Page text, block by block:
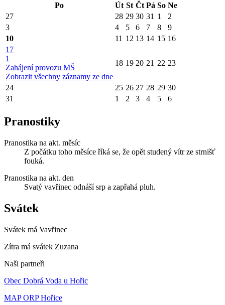
Po
Út St Čt Pá So Ne
27
28 29 30 31 1
2
3
4 5 6 7 8
9
10
11 12 13 14 15 16
17
1
Zahájení provozu MŠ
Zobrazit všechny záznamy ze dne
18 19 20 21 22 23
24 25 26 27 28 29 30
31
1 2 3 4 5 6
Pranostiky
Pranostika na akt. měsíc
Z počátku toho měsíce říká se, že opět studený vítr ze strnišť
fouká.
Pranostika na akt. den
Svatý vavřinec odnáší srp a zapřahá pluh.
Svátek
Svátek má Vavřinec
Zítra má svátek Zuzana
Naši partneři
Obec Dobrá Voda u Hořic
MAP ORP Hořice